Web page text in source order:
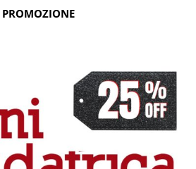
PROMOZIONE